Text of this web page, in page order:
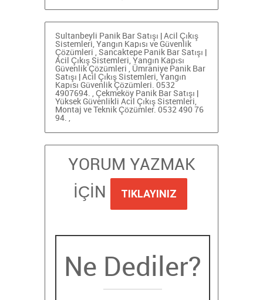
Sultanbeyli Panik Bar Satışı | Acil Çıkış
Sistemleri, Yangın Kapısı ve Güvenlik
Çözümleri
Sancaktepe Panik Bar Satışı |
Acil Çıkış Sistemleri, Yangın Kapısı
Güvenlik Çözümleri
Ümraniye Panik Bar
Satışı | Acil Çıkış Sistemleri, Yangın
Kapısı Güvenlik Çözümleri. 0532
4907694.
Çekmeköy Panik Bar Satışı |
Yüksek Güvenlikli Acil Çıkış Sistemleri,
Montaj ve Teknik Çözümler. 0532 490 76
94.
YORUM YAZMAK
İÇİN
TIKLAYINIZ
Ne Dediler?